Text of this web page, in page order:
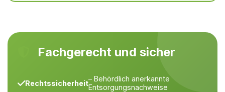
Fachgerecht und sicher
Rechtssicherheit– Behördlich anerkannte
Entsorgungsnachweise